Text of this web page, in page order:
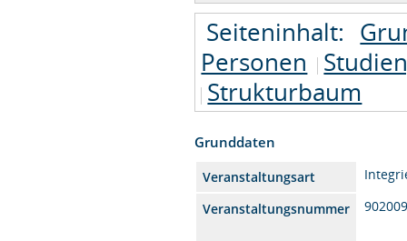
Seiteninhalt:
Personen
Strukturbaum
Grunddaten
Veranstaltungsart
Veranstaltungsnummer